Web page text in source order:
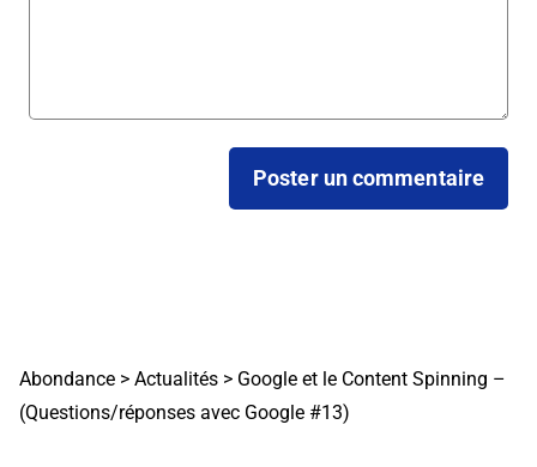
Abondance > Actualités > Google et le Content Spinning –
(Questions/réponses avec Google #13)